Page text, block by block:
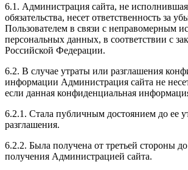
6.1. Администрация сайта, не
обязательства, несет ответственность за
Пользователем в связи с неправомерным
персональных данных, в соответствии с
Российской Федерации.
6.2. В случае утраты или разглашения
информации Администрация сайта не
если данная конфиденциальная
6.2.1. Стала публичным достоянием до ее
разглашения.
6.2.2. Была получена от третьей стороны
получения Администрацией сайта.